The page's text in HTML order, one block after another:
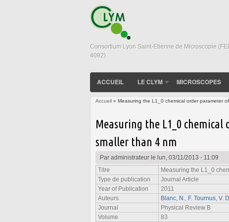
Consortium Lyon Saint-Etienne de Microscopie
4092)
ACCUEIL LE CLYM MICROSCOPES
Accueil » Measuring the L1_0 chemical order parameter
Measuring the L1_0
smaller than 4 nm
Paradministrateurle lun, 03/11/2013 - 11:09
Titre
Measuring the L1_0
Type de publication
Journal Article
Year of Publication
2011
Auteurs
Blanc, N. F. Tournus V.
Journal
Physical Review B
Volume
83